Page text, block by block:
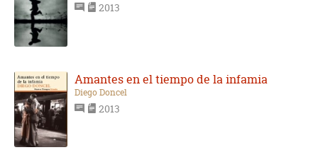
2013
Amantes en el tiempo de la infamia
Diego Doncel
2013